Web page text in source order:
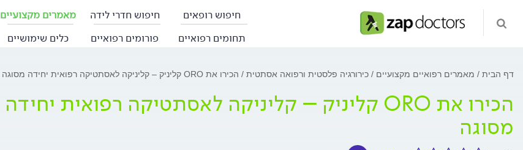
חיפוש רופאים חיפוש חדרי לידה מאמרים מקצועיים
תחומים רפואיים
פורומים רפואיים כלים שימושיים
דף הבית מאמרים רפואיים מקצועיים כירורגיה פלסטית ורפואה אסתטית הכירו את ORO קליניק – קליניקה לאסתטיקה רפואית יחידה מסוגה
הכירו את ORO קליניק – קליניקה לאסתטיקה רפואית יחידה
מסוגה